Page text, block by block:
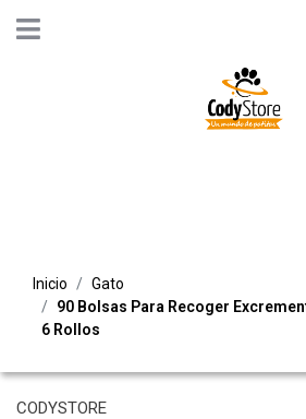
Inicio
Gato
90 Bolsas Para Recoger
6 Rollos
CODYSTORE